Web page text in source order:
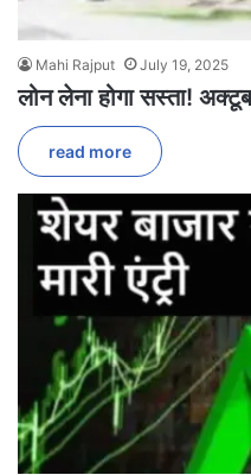
Mahi Rajput July 19, 2025
लोन लेना होगा सस्ता!
read more